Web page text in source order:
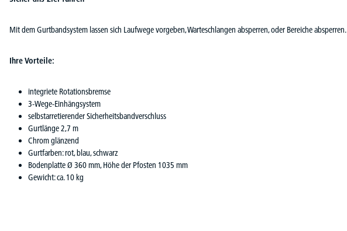
Mit dem Gurtbandsystem lassen sich Laufwege vorgeben, Warteschlangen absperren, oder Bereiche absperren.
Ihre Vorteile:
integriete Rotationsbremse
3-Wege-Einhängsystem
selbstarretierender Sicherheitsbandverschluss
Gurtlänge 2,7 m
Chrom glänzend
Gurtfarben: rot, blau, schwarz
Bodenplatte Ø 360 mm, Höhe der Pfosten 1035 mm
Gewicht: ca. 10 kg